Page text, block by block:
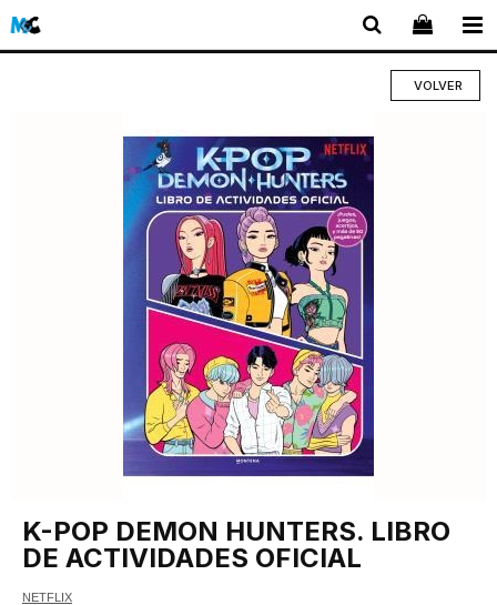
VOLVER
K-POP DEMON HUNTERS. LIBRO
DE ACTIVIDADES OFICIAL
NETFLIX